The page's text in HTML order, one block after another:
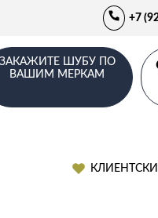
+7
ЗАКАЖИТЕ ШУБУ ПО
ВАШИМ МЕРКАМ